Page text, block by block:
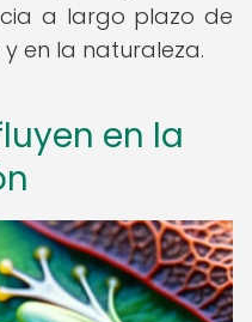
a largo plazo de
en la naturaleza.
en la